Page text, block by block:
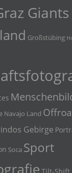
Giants
Großstübing
Navajo Land
Gebirge
Soca Sport
Tilt-Shift